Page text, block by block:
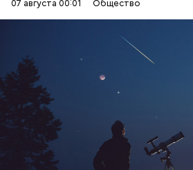
07 августа 00:01 Общество
День собирания звезд учрежден
метеорного потока Персеиды,
можно наблюдать в августе. Все
смотреть на звездопад 7
город — в местность, где нет
загрязнения и где можно
наблюдать за падающими
ЕДА ПРАЗДНИКИ
СЛАДОСТИ
— Кабачки, порезанные
обжарить на сковороде. К ним
петрушки, чеснок, соль и
Получается очень вкусно, —
Копылов.